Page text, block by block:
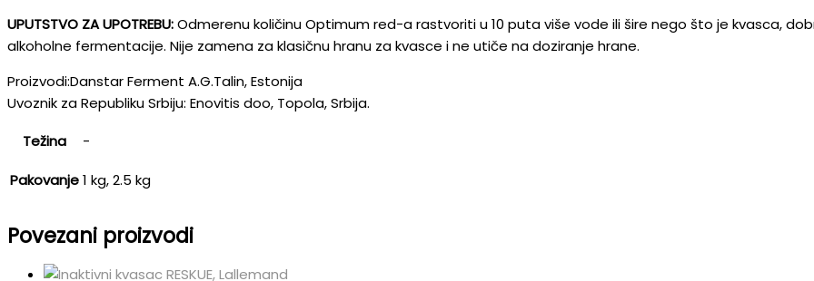
UPUTSTVO ZA UPOTREBU:Odmerenu količinu Optimum red-a rastvoriti u 10 puta više vode ili šire nego što je kvasca,
alkoholne fermentacije. Nije zamena za klasičnu hranu za kvasce i ne utiče na doziranje hrane.
Proizvodi:Danstar Ferment A.G.Talin, Estonija
Uvoznik za Republiku Srbiju: Enovitis doo, Topola, Srbija.
Težina
-
Pakovanje1 kg, 2.5 kg
Povezani proizvodi